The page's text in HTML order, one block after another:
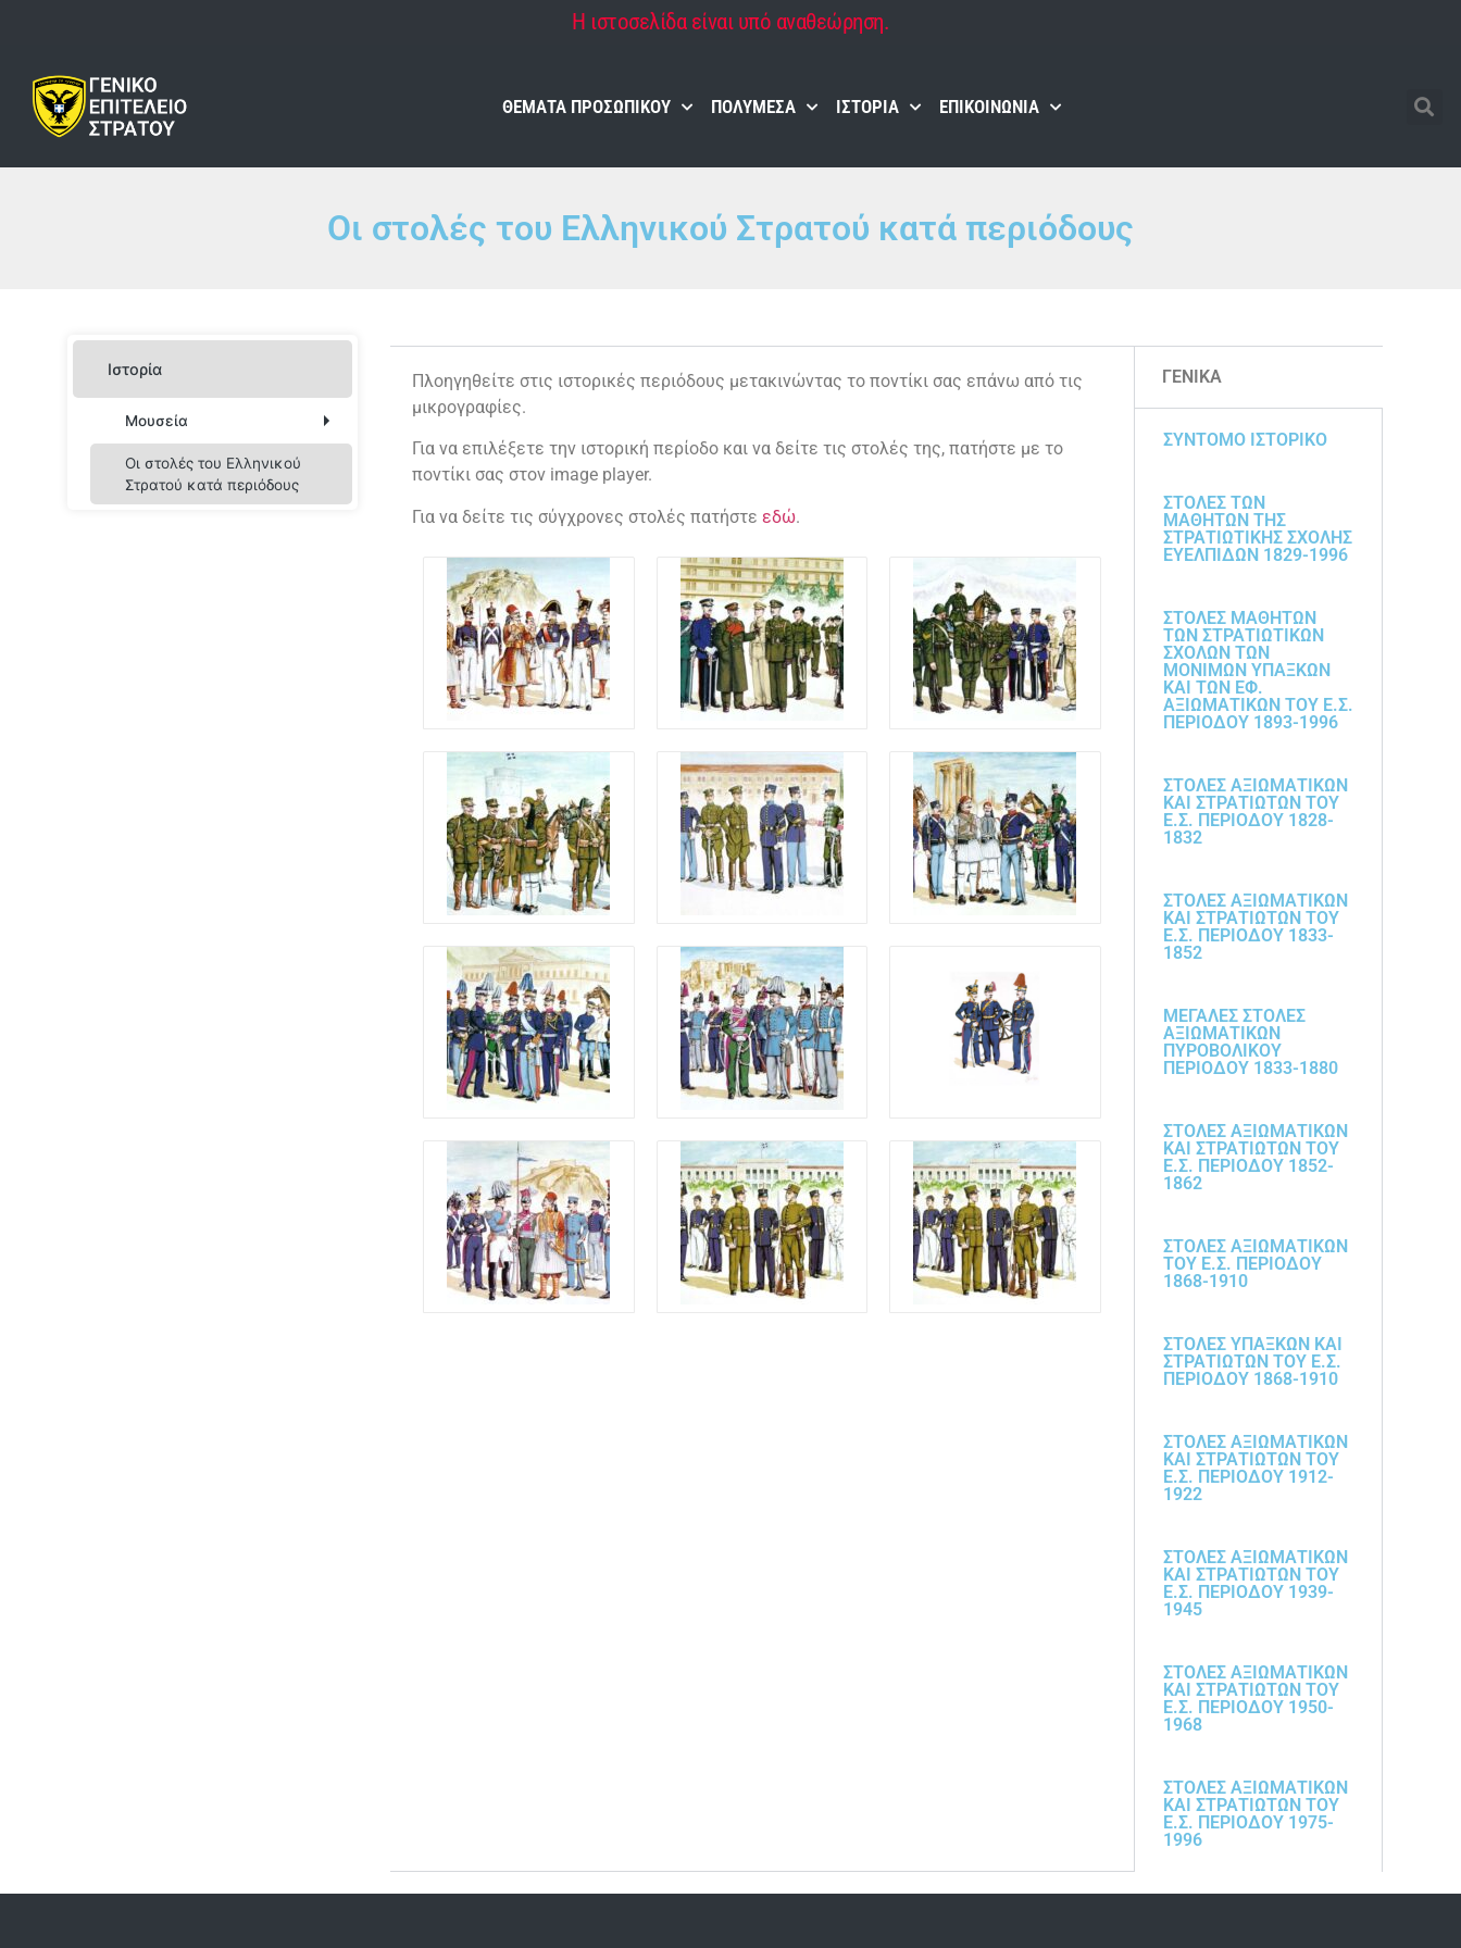
Η ιστοσελίδα είναι υπό αναθεώρηση.
ΘΈΜΑΤΑ ΠΡΟΣΩΠΙΚΟΎ ΠΟΛΥΜΈΣΑ ΙΣΤΟΡΊΑ ΕΠΙΚΟΙΝΩΝΊΑ
Οι στολές του Ελληνικού Στρατού κατά περιόδους
Ιστορία
Μουσεία
Οχυρού Ρούπελ
Οχυρού Λίσσε
Οι στολές του Ελληνικού
Στρατού κατά περιόδους
ΓΕΝΙΚΑ
ΣΥΝΤΟΜΟ ΙΣΤΟΡΙΚΟ
ΣΤΟΛΕΣ ΤΩΝ
ΜΑΘΗΤΩΝ ΤΗΣ
ΣΤΡΑΤΙΩΤΙΚΗΣ ΣΧΟΛΗΣ
ΕΥΕΛΠΙΔΩΝ 1829-1996
ΣΤΟΛΕΣ ΜΑΘΗΤΩΝ
ΤΩΝ ΣΤΡΑΤΙΩΤΙΚΩΝ
ΣΧΟΛΩΝ ΤΩΝ
ΜΟΝΙΜΩΝ ΥΠΑΞΚΩΝ
ΚΑΙ ΤΩΝ ΕΦ.
ΑΞΙΩΜΑΤΙΚΩΝ ΤΟΥ Ε.Σ.
ΠΕΡΙΟΔΟΥ 1893-1996
ΣΤΟΛΕΣ ΑΞΙΩΜΑΤΙΚΩΝ
ΚΑΙ ΣΤΡΑΤΙΩΤΩΝ ΤΟΥ
Ε.Σ. ΠΕΡΙΟΔΟΥ 1828-
1832
ΣΤΟΛΕΣ ΑΞΙΩΜΑΤΙΚΩΝ
ΚΑΙ ΣΤΡΑΤΙΩΤΩΝ ΤΟΥ
Ε.Σ. ΠΕΡΙΟΔΟΥ 1833-
1852
ΜΕΓΑΛΕΣ ΣΤΟΛΕΣ
ΑΞΙΩΜΑΤΙΚΩΝ
ΠΥΡΟΒΟΛΙΚΟΥ
ΠΕΡΙΟΔΟΥ 1833-1880
ΣΤΟΛΕΣ ΑΞΙΩΜΑΤΙΚΩΝ
ΚΑΙ ΣΤΡΑΤΙΩΤΩΝ ΤΟΥ
Ε.Σ. ΠΕΡΙΟΔΟΥ 1852-
1862
ΣΤΟΛΕΣ ΑΞΙΩΜΑΤΙΚΩΝ
ΤΟΥ Ε.Σ. ΠΕΡΙΟΔΟΥ
1868-1910
ΣΤΟΛΕΣ ΥΠΑΞΚΩΝ ΚΑΙ
ΣΤΡΑΤΙΩΤΩΝ ΤΟΥ Ε.Σ.
ΠΕΡΙΟΔΟΥ 1868-1910
ΣΤΟΛΕΣ ΑΞΙΩΜΑΤΙΚΩΝ
ΚΑΙ ΣΤΡΑΤΙΩΤΩΝ ΤΟΥ
Ε.Σ. ΠΕΡΙΟΔΟΥ 1912-
1922
ΣΤΟΛΕΣ ΑΞΙΩΜΑΤΙΚΩΝ
ΚΑΙ ΣΤΡΑΤΙΩΤΩΝ ΤΟΥ
Ε.Σ. ΠΕΡΙΟΔΟΥ 1939-
1945
ΣΤΟΛΕΣ ΑΞΙΩΜΑΤΙΚΩΝ
ΚΑΙ ΣΤΡΑΤΙΩΤΩΝ ΤΟΥ
Ε.Σ. ΠΕΡΙΟΔΟΥ 1950-
1968
ΣΤΟΛΕΣ ΑΞΙΩΜΑΤΙΚΩΝ
ΚΑΙ ΣΤΡΑΤΙΩΤΩΝ ΤΟΥ
Ε.Σ. ΠΕΡΙΟΔΟΥ 1975-
1996
Πλοηγηθείτε στις ιστορικές περιόδους μετακινώντας το ποντίκι σας επάνω από τις
μικρογραφίες.
Για να επιλέξετε την ιστορική περίοδο και να δείτε τις στολές της, πατήστε με το
ποντίκι σας στον image player.
Για να δείτε τις σύγχρονες στολές πατήστε εδώ.